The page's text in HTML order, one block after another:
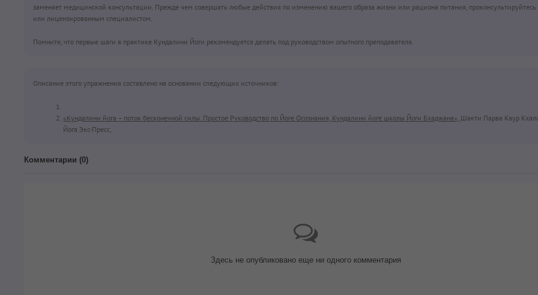
заменяет медицинской консультации. Прежде чем совершать любые действия по изменению вашего образа жизни или рациона питания, проконсультируйтесь
или лицензированным специалистом.
Помните, что первые шаги в практике Кундалини Йоги рекомендуется делать под руководством опытного преподавателя.
Описание этого упражнения составлено на основании следующих источников:
«Кундалини йога – поток бесконечной силы. Простое Руководство по Йоге Осознания, Кундалини йоге школы Йоги Бхаджана», Шакти Парва Каур
Йога Экс-Пресс,
Комментарии (0)
Здесь не опубликовано еще ни одного комментария